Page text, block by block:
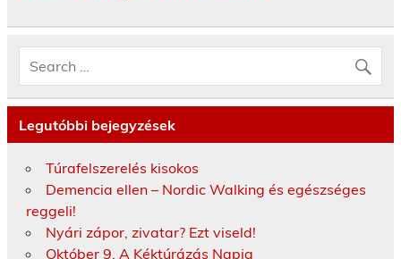
Legutóbbi bejegyzések
Túrafelszerelés kisokos
Demencia ellen – Nordic Walking és egészséges
reggeli!
Nyári zápor, zivatar? Ezt viseld!
Október 9. A Kéktúrázás Napja